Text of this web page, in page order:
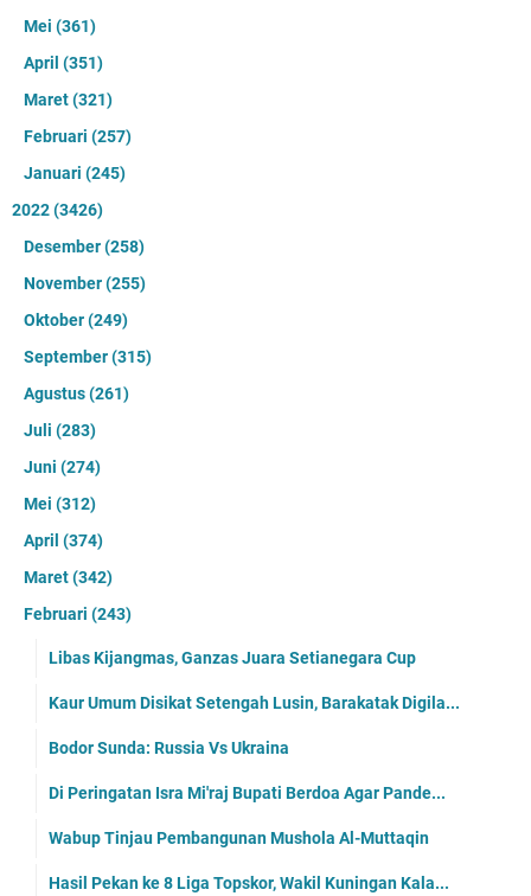
Mei (361)
April (351)
Maret(321)
Februari (257)
Januari (245)
2022(3426)
Desember(258)
November(255)
Oktober(249)
September(315)
Agustus(261)
Juli (283)
Juni (274)
Mei (312)
April (374)
Maret(342)
Februari (243)
Libas Kijangmas, Ganzas Juara Setianegara Cup
Kaur Umum Disikat Setengah Lusin, Barakatak Digila...
Bodor Sunda: Russia Vs Ukraina
Di Peringatan Isra Mi'raj Bupati Berdoa Agar Pande...
Wabup Tinjau Pembangunan Mushola Al-Muttaqin
Hasil Pekan ke 8 Liga Topskor, Wakil Kuningan Kala...